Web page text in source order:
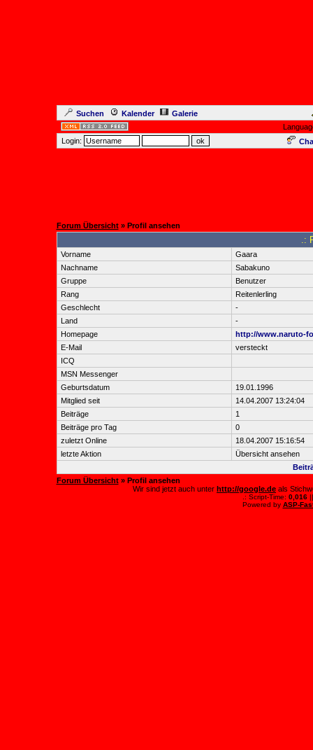
Suchen Kalender
Galerie
Login:
Forum Übersicht» Profil ansehen
.:
Vorname
Gaara
Nachname
Sabakuno
Gruppe
Benutzer
Rang
Reitenlerling
Geschlecht
-
Land
-
Homepage
http://www.naruto-
E-Mail
versteckt
ICQ
MSN Messenger
Geburtsdatum
19.01.1996
Mitglied seit
14.04.2007 13:24:04
Beiträge
1
Beiträge pro Tag
0
zuletzt Online
18.04.2007 15:16:54
letzte Aktion
Übersicht ansehen
Forum Übersicht» Profil ansehen
Wir sind jetzt auch unter http://google.de als
.: Script-Time: 0,016||
Powered by ASP-